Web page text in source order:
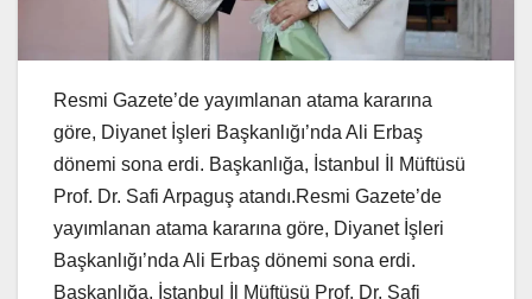
Resmi Gazete’de yayımlanan atama kararına
göre, Diyanet İşleri Başkanlığı’nda Ali Erbaş
dönemi sona erdi. Başkanlığa, İstanbul İl Müftüsü
Prof. Dr. Safi Arpaguş atandı.Resmi Gazete’de
yayımlanan atama kararına göre, Diyanet İşleri
Başkanlığı’nda Ali Erbaş dönemi sona erdi.
Başkanlığa, İstanbul İl Müftüsü Prof. Dr. Safi